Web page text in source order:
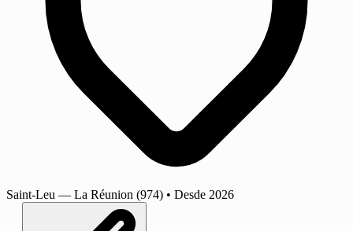
Saint-Leu — La Réunion (974) • Desde 2026